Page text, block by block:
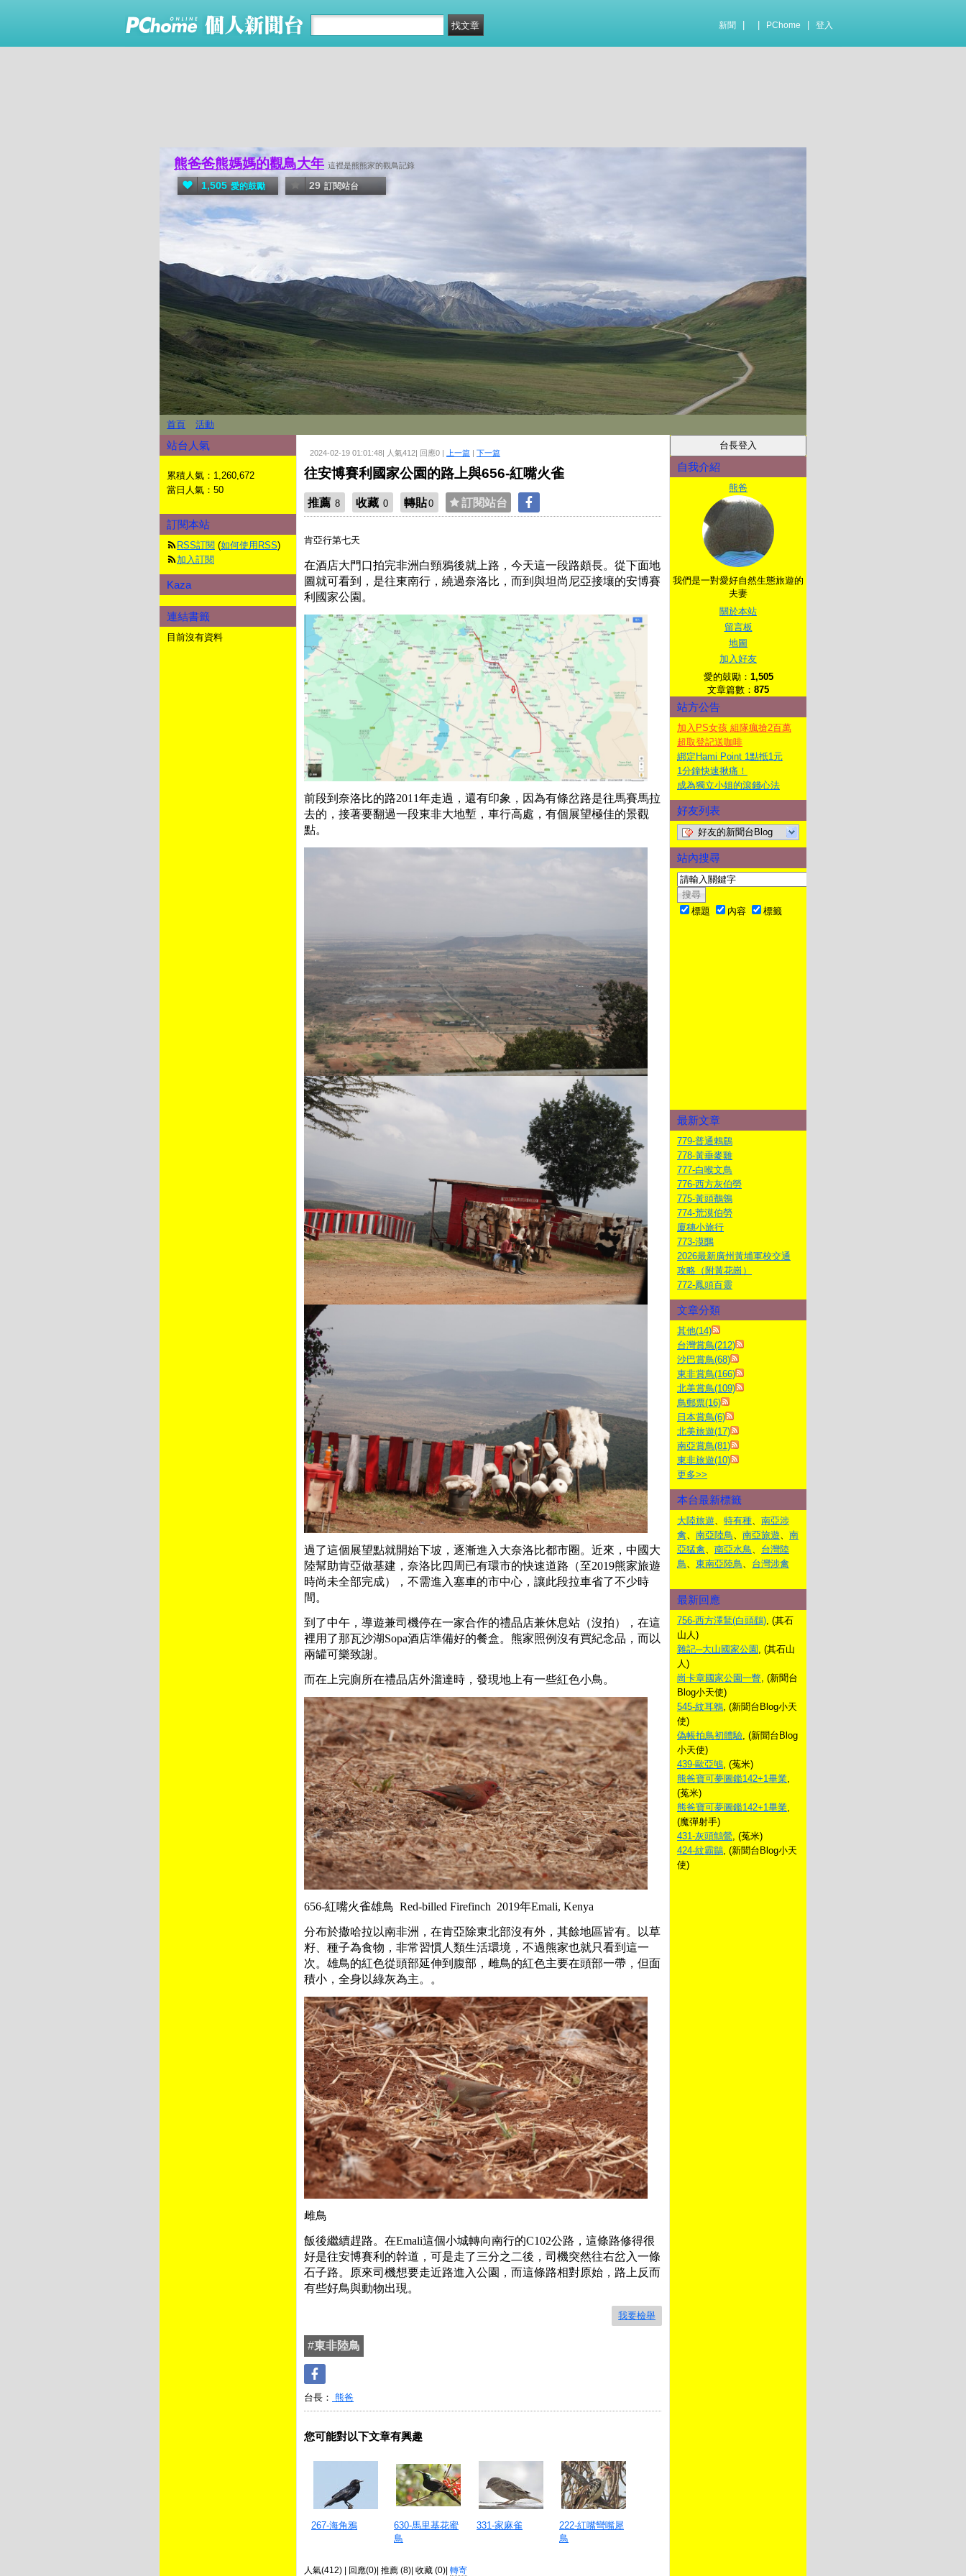
新聞 PChome 登入
熊爸爸熊媽媽的觀鳥大年 這裡是熊熊家的觀鳥記錄
1,505 愛的鼓勵 29 訂閱站台
首頁 活動
2024-02-19 01:01:48| 人氣412| 回應0 | 上一篇 | 下一篇
往安博賽利國家公園的路上與656-紅嘴火雀
推薦 8 收藏 0 轉貼0 訂閱站台
肯亞行第七天
在酒店大門口拍完非洲白頸鴉後就上路，今天這一段路頗長。從下面地
圖就可看到，是往東南行，繞過奈洛比，而到與坦尚尼亞接壤的安博賽
利國家公園。
前段到奈洛比的路2011年走過，還有印象，因為有條岔路是往馬賽馬拉
去的，接著要翻過一段東非大地塹，車行高處，有個展望極佳的景觀
點。
過了這個展望點就開始下坡，逐漸進入大奈洛比都市圈。近來，中國大
陸幫助肯亞做基建，奈洛比四周已有環市的快速道路（至2019熊家旅遊
時尚未全部完成），不需進入塞車的市中心，讓此段拉車省了不少時
間。
到了中午，導遊兼司機停在一家合作的禮品店兼休息站（沒拍），在這
裡用了那瓦沙湖Sopa酒店準備好的餐盒。熊家照例沒有買紀念品，而以
兩罐可樂致謝。
而在上完廁所在禮品店外溜達時，發現地上有一些紅色小鳥。
656-紅嘴火雀雄鳥 Red-billed Firefinch 2019年Emali, Kenya
分布於撒哈拉以南非洲，在肯亞除東北部沒有外，其餘地區皆有。以草
籽、種子為食物，非常習慣人類生活環境，不過熊家也就只看到這一
次。雄鳥的紅色從頭部延伸到腹部，雌鳥的紅色主要在頭部一帶，但面
積小，全身以綠灰為主。。
雌鳥
飯後繼續趕路。在Emali這個小城轉向南行的C102公路，這條路修得很
好是往安博賽利的幹道，可是走了三分之二後，司機突然往右岔入一條
石子路。原來司機想要走近路進入公園，而這條路相對原始，路上反而
有些好鳥與動物出現。
我要檢舉
#東非陸鳥
台長： 熊爸
您可能對以下文章有興趣
267-海角鴉
630-馬里基花蜜
鳥
331-家麻雀
222-紅嘴彎嘴犀
鳥
人氣(412) | 回應(0)| 推薦 (8)| 收藏 (0)| 轉寄
自我介紹
熊爸
我們是一對愛好自然生態旅遊的
夫妻
關於本站
留言板
地圖
加入好友
愛的鼓勵： 1,505
文章篇數： 875
站方公告
加入PS女孩 組隊瘋搶2百萬
超取登記送咖啡
綁定Hami Point 1點抵1元
1分鐘快速揪痛！
成為獨立小姐的滾錢心法
好友列表
好友的新聞台Blog
站內搜尋
標題 內容 標籤
最新文章
779-普通鶇鶥
778-黃垂麥雞
777-白喉文鳥
776-西方灰伯勞
775-黃頭鶺鴒
774-荒漠伯勞
廈穗小旅行
773-漠䳭
2026最新廣州黃埔軍校交通
攻略（附黃花崗）
772-鳳頭百靈
文章分類
其他(14)
台灣賞鳥(212)
沙巴賞鳥(68)
東非賞鳥(166)
北美賞鳥(109)
鳥郵票(16)
日本賞鳥(6)
北美旅遊(17)
南亞賞鳥(81)
東非旅遊(10)
更多>>
本台最新標籤
大陸旅遊、 特有種、 南亞涉
禽、 南亞陸鳥、 南亞旅遊、 南
亞猛禽、 南亞水鳥、 台灣陸
鳥、 東南亞陸鳥、 台灣涉禽
最新回應
756-西方澤鵟(白頭鷂), (其石
山人)
雜記─大山國家公園 , (其石山
人)
崗卡章國家公園一瞥, (新聞台
Blog小天使)
545-紋耳鵯, (新聞台Blog小天
使)
偽帳拍鳥初體驗, (新聞台Blog
小天使)
439-歐亞鴝, (菟米)
熊爸寶可夢圖鑑142+1畢業,
(菟米)
熊爸寶可夢圖鑑142+1畢業,
(魔彈射手)
431-灰頭鷦鶯, (菟米)
424-紋霸鶲, (新聞台Blog小天
使)
站台人氣
累積人氣： 1,260,672
當日人氣： 50
訂閱本站
RSS訂閱 (如何使用RSS)
加入訂閱
Kaza
連結書籤
目前沒有資料